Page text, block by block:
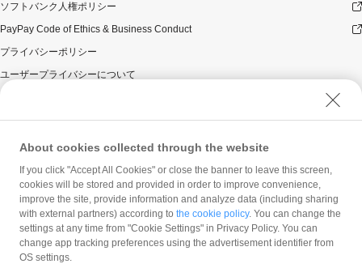
ソフトバンク人権ポリシー
PayPay Code of Ethics & Business Conduct
プライバシーポリシー
ユーザープライバシーについて
ウェブサイト利用規約
反社会的勢力に対する方針
勧誘方針
マネロン等基本方針
カスタマーハラスメントに関する当社の考え方
About cookies collected through the website
If you click "Accept All Cookies" or close the banner to leave this screen,
cookies will be stored and provided in order to improve convenience,
improve the site, provide information and analyze data (including sharing
with external partners) according to the cookie policy. You can change the
settings at any time from "Cookie Settings" in Privacy Policy. You can
change app tracking preferences using the advertisement identifier from
OS settings.